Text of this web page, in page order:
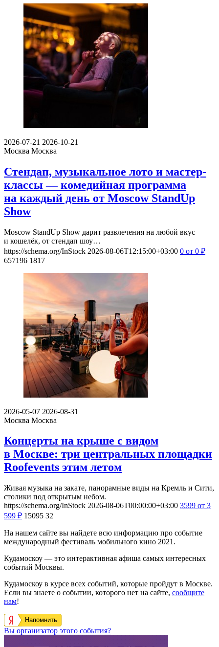
2026-07-21 2026-10-21
Москва Москва
Стендап, музыкальное лото и мастер-
классы — комедийная программа
на каждый день от Moscow StandUp
Show
Moscow StandUp Show дарит развлечения на любой вкус
и кошелёк, от стендап шоу…
https://schema.org/InStock 2026-08-06T12:15:00+03:00 0 от 0 ₽
657196 1817
2026-05-07 2026-08-31
Москва Москва
Концерты на крыше с видом
в Москве: три центральных площадки
Roofevents этим летом
Живая музыка на закате, панорамные виды на Кремль и Сити,
столики под открытым небом.
https://schema.org/InStock 2026-08-06T00:00:00+03:00 3599 от 3
599 ₽ 15095 32
На нашем сайте вы найдете всю информацию про событие
международный фестиваль мобильного кино 2021.
Кудамоскоу — это интерактивная афиша самых интересных
событий Москвы.
Кудамоскоу в курсе всех событий, которые пройдут в Москве.
Если вы знаете о событии, которого нет на сайте, сообщите
нам!
Напомнить
Вы организатор этого события?